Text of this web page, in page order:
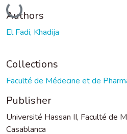
Loading...
Authors
El Fadi, Khadija
Collections
Faculté de Médecine et de
Publisher
Université Hassan II, Faculté de
Casablanca